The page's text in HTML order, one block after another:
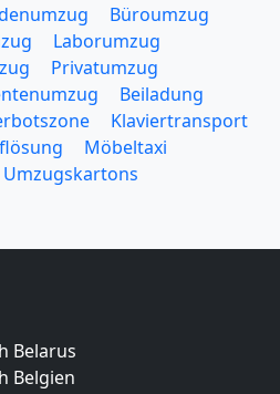
Büroumzug
Laborumzug
Privatumzug
Beiladung
Klaviertransport
Möbeltaxi
Umzugskartons
Belarus
Belgien